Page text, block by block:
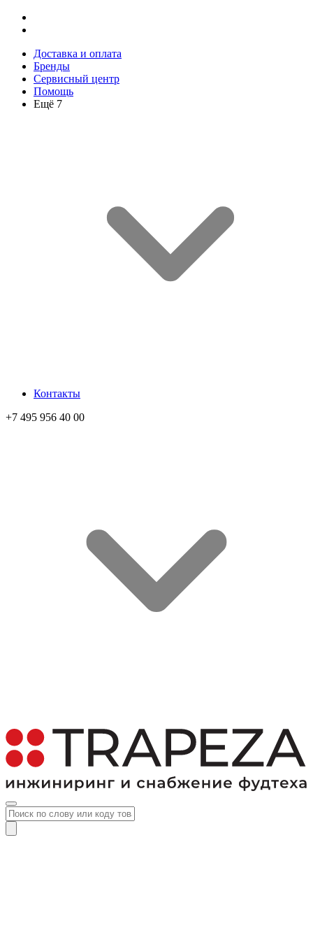
Доставка и оплата
Бренды
Сервисный центр
Помощь
Ещё 7
Контакты
+7 495 956 40 00